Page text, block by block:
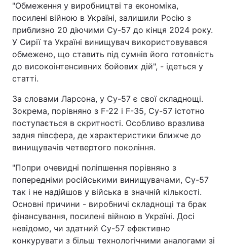
"Обмеження у виробництві та економіка,
посилені війною в Україні, залишили Росію з
приблизно 20 діючими Су-57 до кінця 2024 року.
У Сирії та Україні винищувач використовувався
обмежено, що ставить під сумнів його готовність
до високоінтенсивних бойових дій", - ідеться у
статті.
За словами Ларсона, у Су-57 є свої складнощі.
Зокрема, порівняно з F-22 і F-35, Су-57 істотно
поступається в скритності. Особливо вразлива
задня півсфера, де характеристики ближче до
винищувачів четвертого покоління.
"Попри очевидні поліпшення порівняно з
попередніми російськими винищувачами, Су-57
так і не надійшов у війська в значній кількості.
Основні причини - виробничі складнощі та брак
фінансування, посилені війною в Україні. Досі
невідомо, чи здатний Су-57 ефективно
конкурувати з більш технологічними аналогами зі